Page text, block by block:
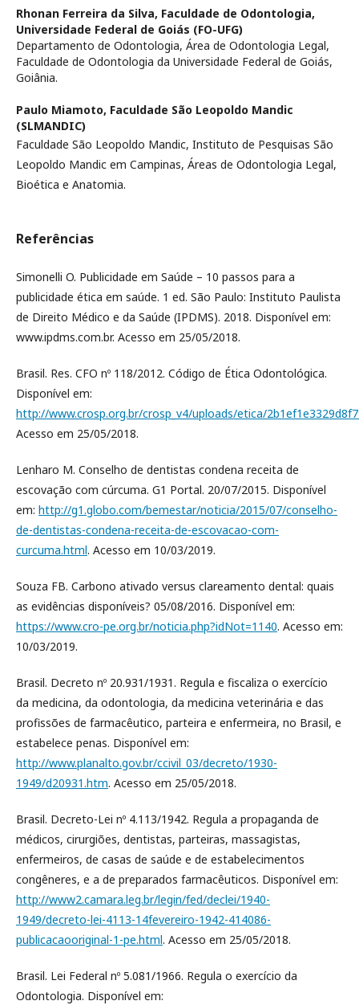
Rhonan Ferreira da Silva, Faculdade de Odontologia,
Universidade Federal de Goiás (FO-UFG)
Departamento de Odontologia, Área de Odontologia Legal,
Faculdade de Odontologia da Universidade Federal de Goiás,
Goiânia.
Paulo Miamoto, Faculdade São Leopoldo Mandic
(SLMANDIC)
Faculdade São Leopoldo Mandic, Instituto de Pesquisas São
Leopoldo Mandic em Campinas, Áreas de Odontologia Legal,
Bioética e Anatomia.
Referências
Simonelli O. Publicidade em Saúde – 10 passos para a
publicidade ética em saúde. 1 ed. São Paulo: Instituto Paulista
de Direito Médico e da Saúde (IPDMS). 2018. Disponível em:
www.ipdms.com.br. Acesso em 25/05/2018.
Brasil. Res. CFO nº 118/2012. Código de Ética Odontológica.
Disponível em:
http://www.crosp.org.br/crosp_v4/uploads/etica/
Acesso em 25/05/2018.
Lenharo M. Conselho de dentistas condena receita de
escovação com cúrcuma. G1 Portal. 20/07/2015. Disponível
em: http://g1.globo.com/bemestar/noticia/2015/07/conselho-
de-dentistas-condena-receita-de-escovacao-com-
curcuma.html. Acesso em 10/03/2019.
Souza FB. Carbono ativado versus clareamento dental: quais
as evidências disponíveis? 05/08/2016. Disponível em:
https://www.cro-pe.org.br/noticia.php?idNot=1140. Acesso em:
10/03/2019.
Brasil. Decreto nº 20.931/1931. Regula e fiscaliza o exercício
da medicina, da odontologia, da medicina veterinária e das
profissões de farmacêutico, parteira e enfermeira, no Brasil, e
estabelece penas. Disponível em:
http://www.planalto.gov.br/ccivil_03/decreto/1930-
1949/d20931.htm. Acesso em 25/05/2018.
Brasil. Decreto-Lei nº 4.113/1942. Regula a propaganda de
médicos, cirurgiões, dentistas, parteiras, massagistas,
enfermeiros, de casas de saúde e de estabelecimentos
congêneres, e a de preparados farmacêuticos. Disponível em:
http://www2.camara.leg.br/legin/fed/declei/1940-
1949/decreto-lei-4113-14fevereiro-1942-414086-
publicacaooriginal-1-pe.html. Acesso em 25/05/2018.
Brasil. Lei Federal nº 5.081/1966. Regula o exercício da
Odontologia. Disponível em: